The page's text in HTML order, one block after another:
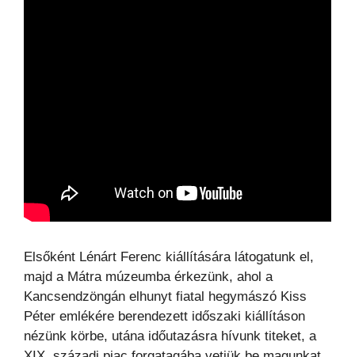
Elsőként Lénárt Ferenc kiállítására látogatunk el,
majd a Mátra múzeumba érkezünk, ahol a
Kancsendzöngán elhunyt fiatal hegymászó Kiss
Péter emlékére berendezett időszaki kiállításon
nézünk körbe, utána időutazásra hívunk titeket, a